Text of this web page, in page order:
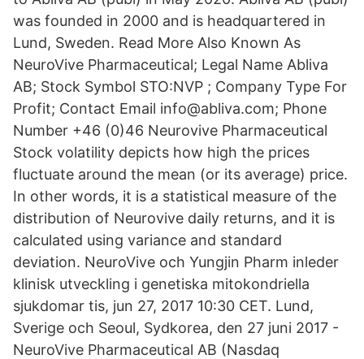
was founded in 2000 and is headquartered in
Lund, Sweden. Read More Also Known As
NeuroVive Pharmaceutical; Legal Name Abliva
AB; Stock Symbol STO:NVP ; Company Type For
Profit; Contact Email info@abliva.com; Phone
Number +46 (0)46 Neurovive Pharmaceutical
Stock volatility depicts how high the prices
fluctuate around the mean (or its average) price.
In other words, it is a statistical measure of the
distribution of Neurovive daily returns, and it is
calculated using variance and standard
deviation. NeuroVive och Yungjin Pharm inleder
klinisk utveckling i genetiska mitokondriella
sjukdomar tis, jun 27, 2017 10:30 CET. Lund,
Sverige och Seoul, Sydkorea, den 27 juni 2017 -
NeuroVive Pharmaceutical AB (Nasdaq